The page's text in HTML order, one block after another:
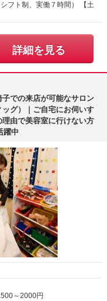
ト制、実働７時間） 【土
詳細を見る
での来店が可能なサロン
グ）｜ご自宅にお伺いす
由で美容室に行けない方
躍中
～2000円